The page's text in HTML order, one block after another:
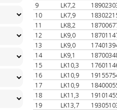
9
LK7,2
10
LK7,9
11
LK8,2
12
LK9,0
13
LK9,0
14
LK9,1
15
LK10,3
16
LK10,9
17
LK10,9
18
LK11,3
19
LK13,7